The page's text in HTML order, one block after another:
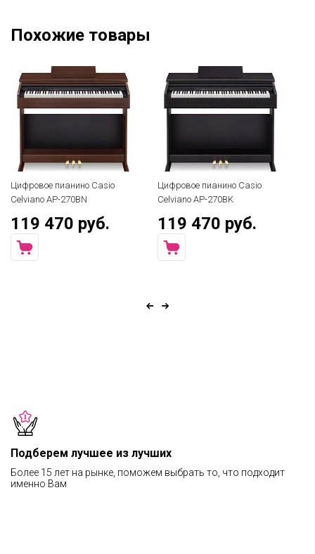
Похожие товары
Цифровое пианино Casio
Celviano AP-270BN
119 470 руб.
Цифровое пианино Casio
Celviano AP-270BK
119 470 руб.
Подберем лучшее из лучших
Более 15 лет на рынке, поможем выбрать то, что подходит
именно Вам